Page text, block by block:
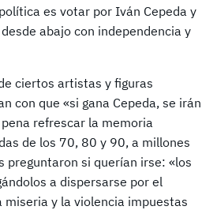
es votar por Iván Cepeda y
abajo con independencia y
ciertos artistas y figuras
con que «si gana Cepeda, se irán
refrescar la memoria
de los 70, 80 y 90, a millones
preguntaron si querían irse: «los
a dispersarse por el
miseria y la violencia impuestas